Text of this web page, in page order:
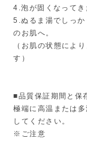
4.泡が固くなってき
5.ぬるま湯でしっ
のお肌へ。
（お肌の状態によ
す）
■品質保証期間と保
極端に高温または
してください。
※ご注意